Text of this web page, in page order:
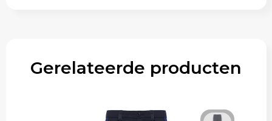
Gerelateerde producten